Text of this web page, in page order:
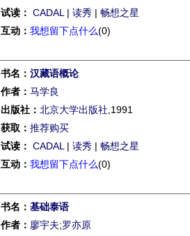
试读： CADAL | 读秀 | 畅想之星
互动： 我想留下点什么(0)
书名： 汉藏语概论
作者： 马学良
出版社： 北京大学出版社 ,1991
获取： 推荐购买
试读： CADAL | 读秀 | 畅想之星
互动： 我想留下点什么(0)
书名： 基础泰语
作者： 廖宇夫;罗亦原